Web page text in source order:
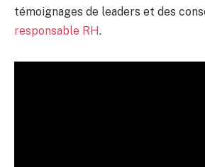
témoignages de leaders et des
responsable RH.